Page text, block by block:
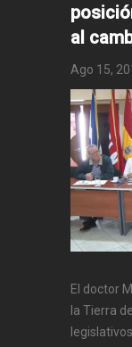
al
Ago 15,
El doctor
la Tierra